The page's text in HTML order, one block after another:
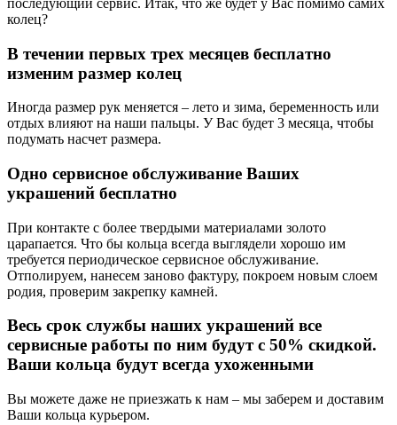
колец?
В течении первых трех месяцев бесплатно
изменим размер колец
Иногда размер рук меняется – лето и зима, беременность или
отдых влияют на наши пальцы. У Вас будет 3 месяца, чтобы
подумать насчет размера.
Одно сервисное обслуживание Ваших
украшений бесплатно
При контакте с более твердыми материалами золото
царапается. Что бы кольца всегда выглядели хорошо им
требуется периодическое сервисное обслуживание.
Отполируем, нанесем заново фактуру, покроем новым слоем
родия, проверим закрепку камней.
Весь срок службы наших украшений все
сервисные работы по ним будут с 50% скидкой.
Ваши кольца будут всегда ухоженными
Вы можете даже не приезжать к нам – мы заберем и доставим
Ваши кольца курьером.